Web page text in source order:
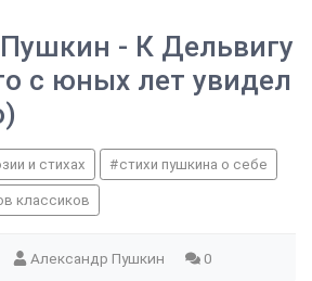
- К Дельвигу
с юных лет увидел
и стихах стихи пушкина о себе
классиков
Александр Пушкин 0